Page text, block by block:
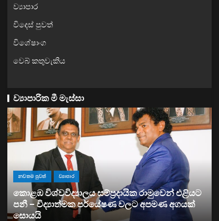
ව්‍යාපාර
විදෙස් පුවත්
විශේෂාංග
වෙබ් කතුවැකිය
ව්‍යාපාරික මී මැස්සා
නවතම පුවත් ව්‍යාපාර
කොළඹ විශ්වවිද්‍යාලය සම්ප්‍රදායික රාමුවෙන් එළියට
පනී – විද්‍යාත්මක පර්යේෂණ වලට අපමණ අගයක්
සොයයි